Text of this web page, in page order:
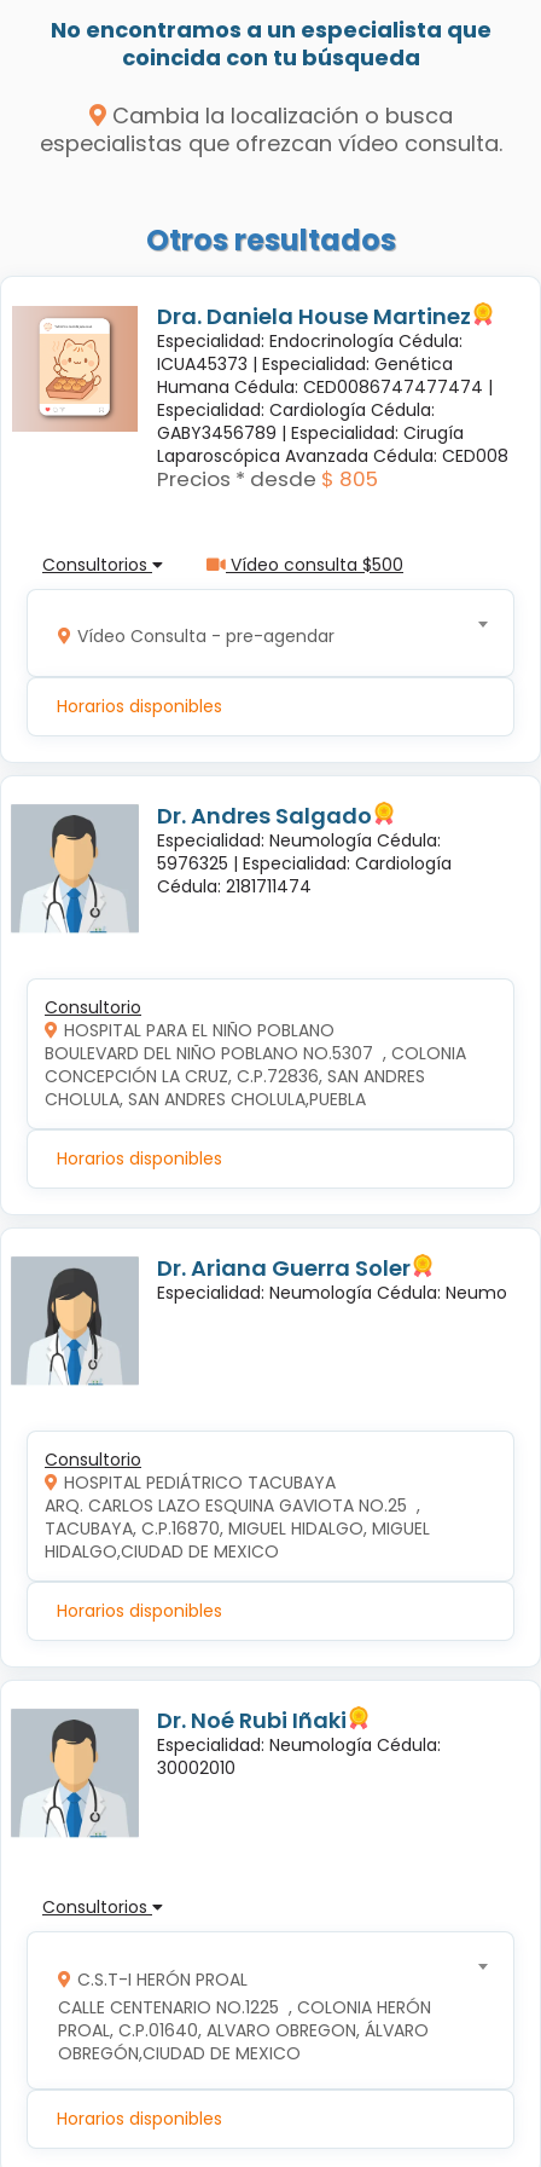
No encontramos a un especialista que
coincida con tu búsqueda
Cambia la localización o busca
especialistas que ofrezcan vídeo consulta.
Otros resultados
Dra. Daniela House Martinez
Especialidad: Endocrinología Cédula:
ICUA45373 | Especialidad: Genética
Humana Cédula: CED0086747477474 |
Especialidad: Cardiología Cédula:
GABY3456789 | Especialidad: Cirugía
Laparoscópica Avanzada Cédula: CED008
Precios * desde $ 805
Consultorios Vídeo consulta $500
Vídeo Consulta - pre-agendar
Horarios disponibles
Dr. Andres Salgado
Especialidad: Neumología Cédula:
5976325 | Especialidad: Cardiología
Cédula: 2181711474
Consultorio
HOSPITAL PARA EL NIÑO POBLANO
BOULEVARD DEL NIÑO POBLANO NO.5307  , COLONIA
CONCEPCIÓN LA CRUZ, C.P.72836, SAN ANDRES
CHOLULA, SAN ANDRES CHOLULA,PUEBLA
Horarios disponibles
Dr. Ariana Guerra Soler
Especialidad: Neumología Cédula: Neumo
Consultorio
HOSPITAL PEDIÁTRICO TACUBAYA
ARQ. CARLOS LAZO ESQUINA GAVIOTA NO.25  ,
TACUBAYA, C.P.16870, MIGUEL HIDALGO, MIGUEL
HIDALGO,CIUDAD DE MEXICO
Horarios disponibles
Dr. Noé Rubi Iñaki
Especialidad: Neumología Cédula:
30002010
Consultorios
C.S.T-I HERÓN PROAL
CALLE CENTENARIO NO.1225  , COLONIA HERÓN
PROAL, C.P.01640, ALVARO OBREGON, ÁLVARO
OBREGÓN,CIUDAD DE MEXICO
Horarios disponibles